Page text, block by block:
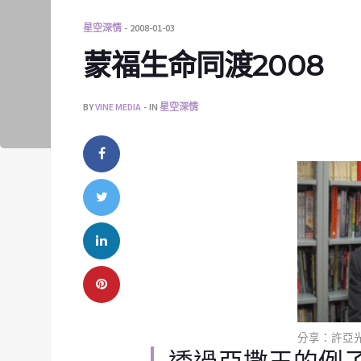
星空深情 2008-01-03
蒙福生命同渡2008
BYVINE MEDIA IN 星空深情
分享：許亞